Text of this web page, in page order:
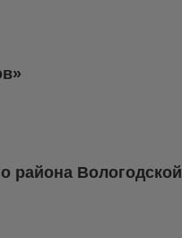
района Вологодской